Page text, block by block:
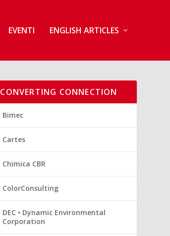
EVENTI ENGLISH ARTICLES
CONVERTING CONNECTION
Bimec
Cartes
Chimica CBR
ColorConsulting
DEC • Dynamic Environmental
Corporation